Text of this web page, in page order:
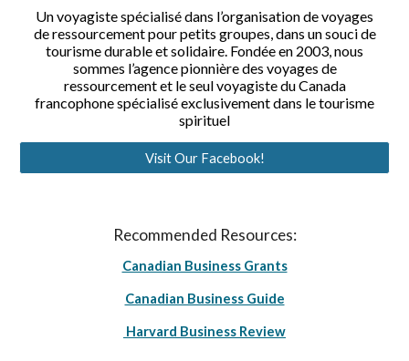
Un voyagiste spécialisé dans l’organisation de voyages
de ressourcement pour petits groupes, dans un souci de
tourisme durable et solidaire. Fondée en 2003, nous
sommes l’agence pionnière des voyages de
ressourcement et le seul voyagiste du Canada
francophone spécialisé exclusivement dans le tourisme
spirituel
Visit Our Facebook!
Recommended Resources:
Canadian Business Grants
Canadian Business Guide
Harvard Business Review